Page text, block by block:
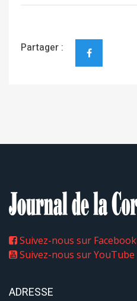
Partager :
Suivez-nous sur Facebook
Suivez-nous sur YouTube
ADRESSE